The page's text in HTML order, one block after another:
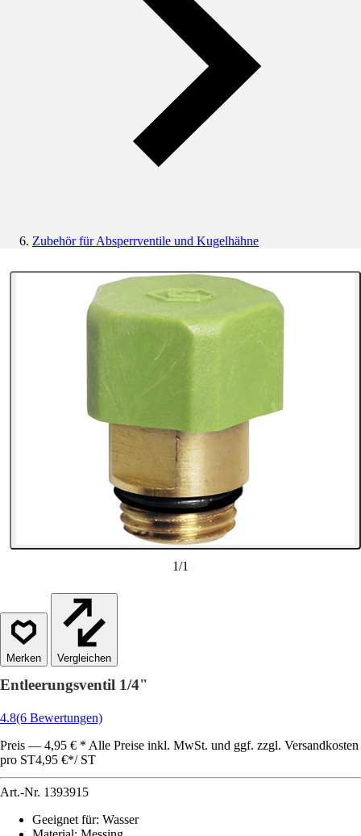
Zubehör für Absperrventile und Kugelhähne
1/1
Vergleichen
Entleerungsventil 1/4"
4.8(6 Bewertungen)
Preis — 4,95 € * Alle Preise inkl. MwSt. und ggf. zzgl. Versandkosten
pro ST4,95 €*/ ST
Art.-Nr. 1393915
Geeignet für: Wasser